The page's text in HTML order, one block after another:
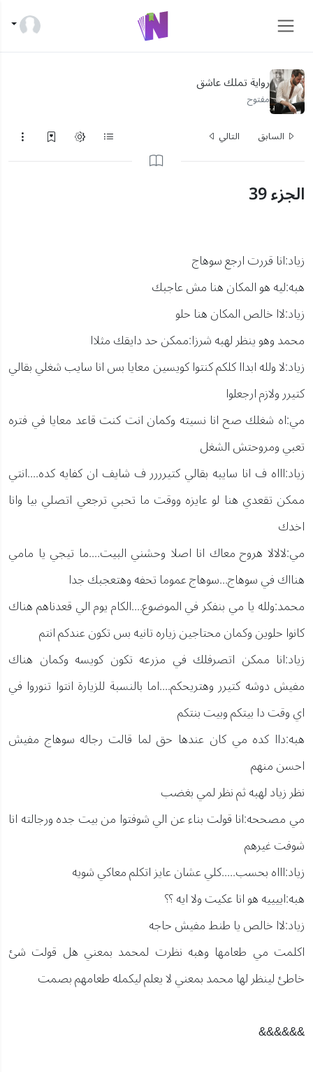
رواية تملك عاشق
مفتوح
السابق
التالي
الجزء 39
زياد:انا قررت ارجع سوهاج
هبه:ليه هو المكان هنا مش عاجبك
زياد:لاا خالص المكان هنا حلو
محمد وهو ينظر لهبه شرزا:ممكن حد دايقك مثلاا
زياد:لا ولله ابداا كلكم كنتوا كويسين معايا بس انا سايب شغلي بقالي
كتيرر ولازم ارجعلوا
مي:اه شغلك صح انا نسيته وكمان انت كنت قاعد معايا في فتره
تعبي ومروحتش الشغل
زياد:اااه ف انا سايبه بقالي كتيرررر ف شايف ان كفايه كده....انتي
ممكن تقعدي هنا لو عايزه ووقت ما تحبي ترجعي اتصلي بيا وانا
اخدك
مي:لالالا هروح معاك انا اصلا وحشني البيت....ما تيجي يا مامي
هنااك في سوهاج...سوهاج عموما تحفه وهتعجبك جدا
محمد:ولله يا مي بنفكر في الموضوع....الكام يوم الي قعدناهم هناك
كانوا حلوين وكمان محتاجين زياره تانيه بس تكون عندكم انتم
زياد:انا ممكن اتصرفلك في مزرعه تكون كويسه وكمان هناك
مفيش دوشه كتيرر وهتريحكم....اما بالنسبة للزيارة انتوا تنوروا في
اي وقت دا بيتكم وبيت بنتكم
هبه:داا كده مي كان عندها حق لما قالت رجاله سوهاج مفيش
احسن منهم
نظر زياد لهبه ثم نظر لمي بغضب
مي مصححه:انا قولت بناء عن الي شوفتوا من بيت جده ورجالته انا
شوفت غيرهم
زياد:اااه بحسب.....كلي عشان عايز اتكلم معاكي شويه
هبه:اييييه هو انا عكيت ولا ايه ؟؟
زياد:لاا خالص يا طنط مفيش حاجه
اكلمت مي طعامها وهبه نظرت لمحمد بمعني هل قولت شئ
خاطئ لينظر لها محمد بمعني لا يعلم ليكمله طعامهم بصمت
&&&&&&